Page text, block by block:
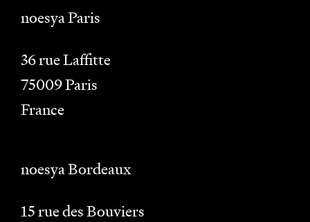
noesya Paris
36 rue Laffitte
75009Paris
France
noesya Bordeaux
15 rue des Bouviers